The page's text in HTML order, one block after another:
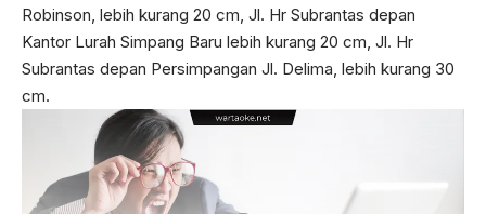
Robinson, lebih kurang 20 cm, Jl. Hr Subrantas depan
Kantor Lurah Simpang Baru lebih kurang 20 cm, Jl. Hr
Subrantas depan Persimpangan Jl. Delima, lebih kurang 30
cm.